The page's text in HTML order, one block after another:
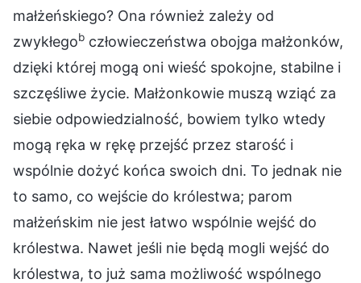
małżeńskiego? Ona również zależy od
zwykłegob człowieczeństwa obojga małżonków,
dzięki której mogą oni wieść spokojne, stabilne i
szczęśliwe życie. Małżonkowie muszą wziąć za
siebie odpowiedzialność, bowiem tylko wtedy
mogą ręka w rękę przejść przez starość i
wspólnie dożyć końca swoich dni. To jednak nie
to samo, co wejście do królestwa; parom
małżeńskim nie jest łatwo wspólnie wejść do
królestwa. Nawet jeśli nie będą mogli wejść do
królestwa, to już sama możliwość wspólnego